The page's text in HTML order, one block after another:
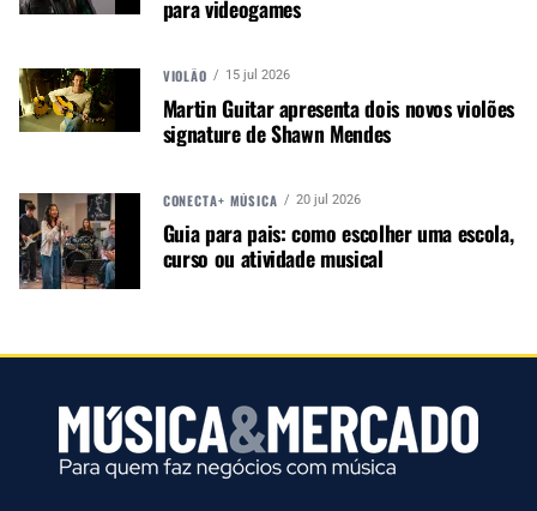
Autor:Redação M&M
publicação empenhada em
promover e divulgar o mercado e
negócios para o music business,
fazemos.
A MÚSICA & MERCADO ESTÁ NO WHATSAPP!
para videogames
VIOLÃO 15 jul 2026
Martin Guitar apresenta dois novos violões
signature de Shawn Mendes
CONECTA+ MÚSICA 20 jul 2026
Guia para pais: como escolher uma escola,
curso ou atividade musical